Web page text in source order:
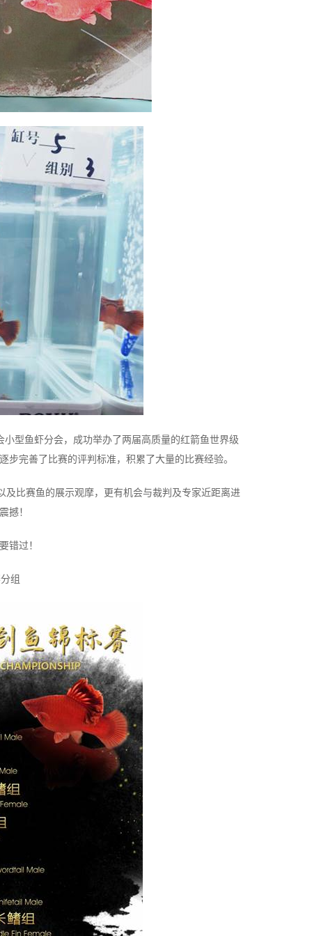
型鱼虾分会，成功举办了两届高质量的红箭鱼世界级
完善了比赛的评判标准，积累了大量的比赛经验。
及比赛鱼的展示观摩，更有机会与裁判及专家近距离进
撼！
错过！
组